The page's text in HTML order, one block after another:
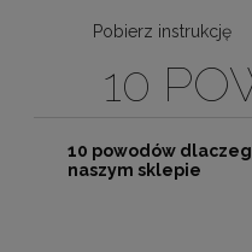
Pobierz instrukcję
10
10 powodów
naszym sklepie